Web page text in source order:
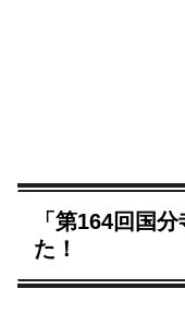
「第164回国
た！